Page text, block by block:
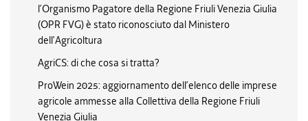
l’Organismo Pagatore della Regione Friuli Venezia Giulia
(OPR FVG) è stato riconosciuto dal Ministero
dell’Agricoltura
AgriCS: di che cosa si tratta?
ProWein 2025: aggiornamento dell’elenco delle imprese
agricole ammesse alla Collettiva della Regione Friuli
Venezia Giulia